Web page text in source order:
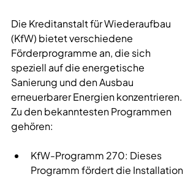
Die Kreditanstalt für Wiederaufbau
(KfW) bietet verschiedene
Förderprogramme an, die sich
speziell auf die energetische
Sanierung und den Ausbau
erneuerbarer Energien konzentrieren.
Zu den bekanntesten Programmen
gehören:
KfW-Programm 270: Dieses
Programm fördert die Installation